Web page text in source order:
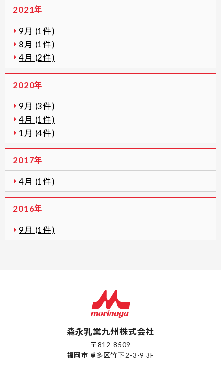
2021年
9月 (1件)
8月 (1件)
4月 (2件)
2020年
9月 (3件)
4月 (1件)
1月 (4件)
2017年
4月 (1件)
2016年
9月 (1件)
森永乳業九州株式会社
〒812-8509
福岡市博多区竹下2-3-9 3F